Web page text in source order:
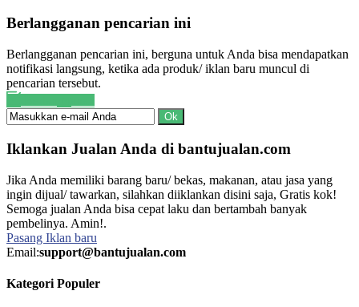
Berlangganan pencarian ini
Berlangganan pencarian ini, berguna untuk Anda bisa mendapatkan
notifikasi langsung, ketika ada produk/ iklan baru muncul di
pencarian tersebut.
Ok
Iklankan Jualan Anda di bantujualan.com
Jika Anda memiliki barang baru/ bekas, makanan, atau jasa yang
ingin dijual/ tawarkan, silahkan diiklankan disini saja, Gratis kok!
Semoga jualan Anda bisa cepat laku dan bertambah banyak
pembelinya. Amin!.
Pasang Iklan baru
Email:support@bantujualan.com
Kategori Populer